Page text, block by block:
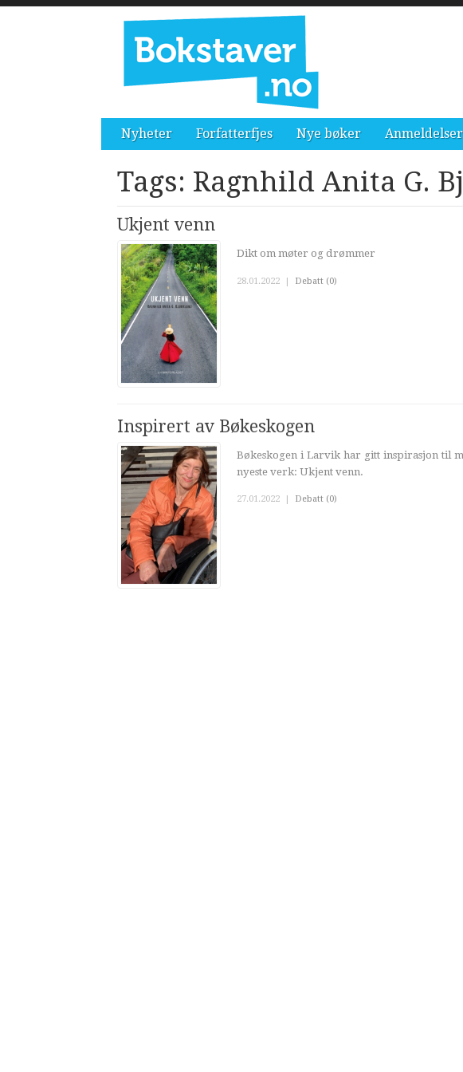
Nyheter Forfatterfjes Nye bøker Anmeldelser
Tags: Ragnhild Anita G.
Ukjent venn
Dikt om møter og drømmer
28.01.2022 | Debatt (0)
Inspirert av Bøkeskogen
Bøkeskogen i Larvik har gitt inspirasjon til
nyeste verk: Ukjent venn.
27.01.2022 Debatt (0)